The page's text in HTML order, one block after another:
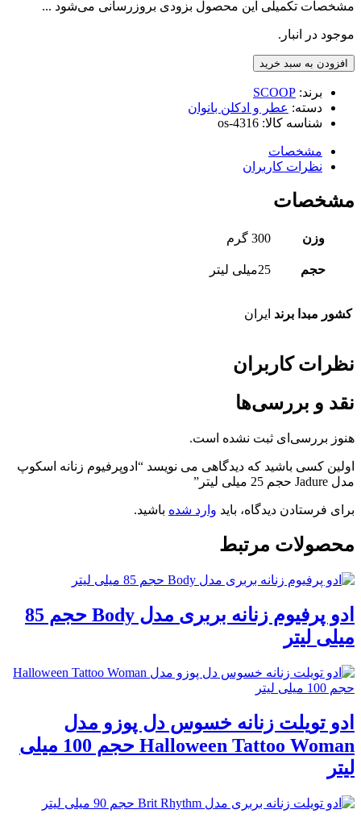
مشخصات تکمیلی این محصول بزودی بروزرسانی می‌شود ...
موجود در انبار.
افزودن به سبد خرید
برند: SCOOP
دسته: عطر و ادکلن بانوان
شناسه کالا: os-4316
مشخصات
نظرات کاربران
مشخصات
وزن 300 گرم
حجم 25میلی لیتر
کشور مبدا برند ایران
نظرات کاربران
نقد و بررسی‌ها
هنوز بررسی‌ای ثبت نشده است.
اولین کسی باشید که دیدگاهی می نویسد “ادوپرفیوم زنانه اسکوپ
مدل Jadure حجم 25 میلی لیتر”
برای فرستادن دیدگاه، باید وارد شده باشید.
محصولات مرتبط
ادو پرفیوم زنانه بربری مدل Body حجم 85
میلی لیتر
ادو تویلت زنانه خسوس دل پوزو مدل
Halloween Tattoo Woman حجم 100 میلی
لیتر